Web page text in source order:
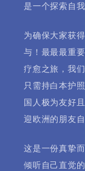
是一个探索自
为确保大家获
与！最最最重
疗愈之旅，我
只需持白本护
国人极为友好
迎欧洲的朋友
这是一份真挚
倾听自己直觉